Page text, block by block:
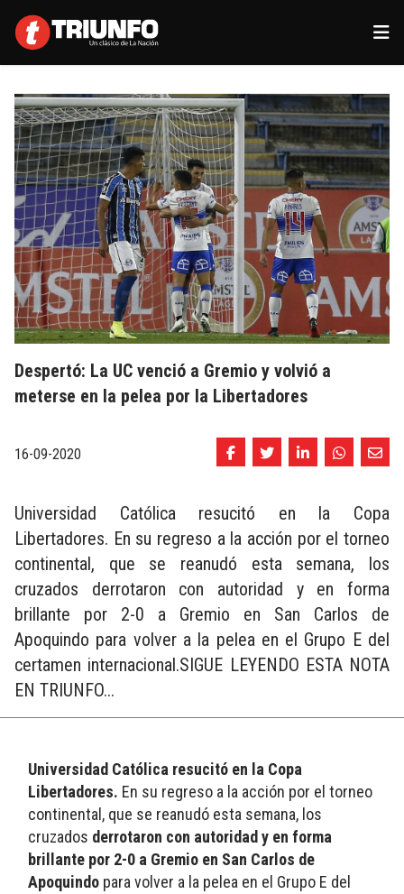
Despertó: La UC venció a Gremio y volvió a
meterse en la pelea por la Libertadores
16-09-2020
Universidad Católica resucitó en la Copa
Libertadores. En su regreso a la acción por el torneo
continental, que se reanudó esta semana, los
cruzados derrotaron con autoridad y en forma
brillante por 2-0 a Gremio en San Carlos de
Apoquindo para volver a la pelea en el Grupo E del
certamen internacional.SIGUE LEYENDO ESTA NOTA
EN TRIUNFO...
Universidad Católica resucitó en la Copa
Libertadores. En su regreso a la acción por el torneo
continental, que se reanudó esta semana, los
cruzados derrotaron con autoridad y en forma
brillante por 2-0 a Gremio en San Carlos de
Apoquindo para volver a la pelea en el Grupo E del